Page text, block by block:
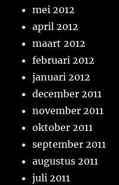
mei 2012
april 2012
maart 2012
februari 2012
januari 2012
december 2011
november 2011
oktober 2011
september 2011
augustus 2011
juli 2011